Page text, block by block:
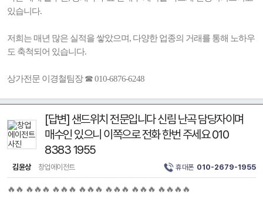
있습니다.
저희는 매년 많은 실적을 쌓았으며, 다양한 업종의 거래를 통해 노하우
도 축척되어 있습니다.
상가전문 이경철팀장 ☎ 010-6876-6248
[답변] 샌드위치 전문입니다 신림 난곡 담당자이며
매수인 있으니 이쪽으로 전화 한번 주세요 010
8383 1955
김윤상 창업에이전트 휴대폰 010-2679-1955
🔥🔥 🔥🔥🔥 🔥🔥🔥 🔥🔥🔥 🔥🔥🔥 🔥🔥🔥 🔥🔥🔥🔥